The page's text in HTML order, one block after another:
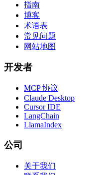
指南
博客
术语表
常见问题
网站地图
开发者
MCP 协议
Claude Desktop
Cursor IDE
LangChain
LlamaIndex
公司
关于我们